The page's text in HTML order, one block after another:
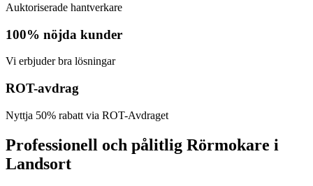
Auktoriserade hantverkare
100% nöjda kunder
Vi erbjuder bra lösningar
ROT-avdrag
Nyttja 50% rabatt via ROT-Avdraget
Professionell och pålitlig Rörmokare i
Landsort